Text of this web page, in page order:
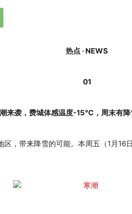
热点 · NEWS
01
来袭，费城体感温度-15℃，周末有降
区，带来降雪的可能。本周五（1月16